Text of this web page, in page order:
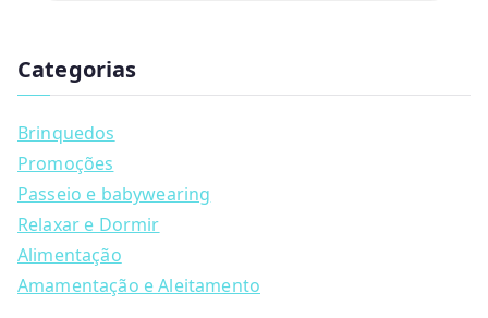
s
s
a
r
c
h
Categorias
Brinquedos
Promoções
Passeio e babywearing
Relaxar e Dormir
Alimentação
Amamentação e Aleitamento